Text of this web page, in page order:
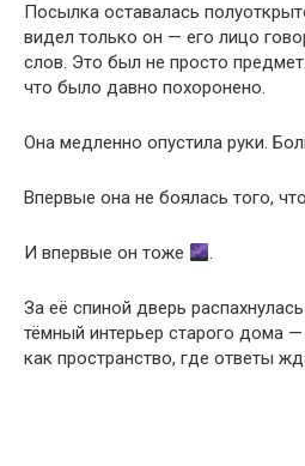
Посылка оставалась
видел только он — его лицо
слов. Это был не просто
что было давно похоронено.
Она медленно опустила руки.
Впервые она не боялась того,
И впервые он тоже .
За её спиной дверь
тёмный интерьер старого дома
как пространство, где ответы